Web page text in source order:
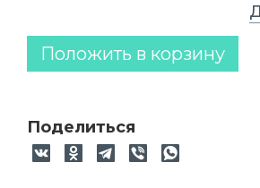
Положить в корзину
Поделиться